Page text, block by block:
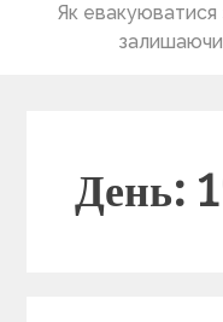
Як
День: